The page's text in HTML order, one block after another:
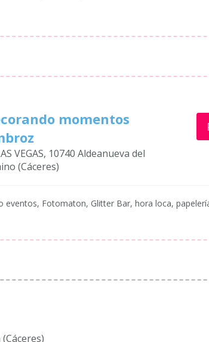
momentos
VEGAS, 10740 Aldeanueva del
(Cáceres)
eventos, Fotomaton, Glitter Bar, hora loca,